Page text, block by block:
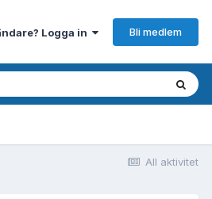
Logga in Bli medlem
All aktivitet